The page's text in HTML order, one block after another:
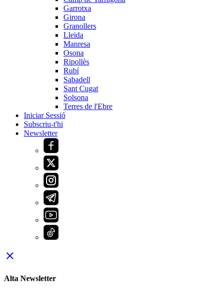
Garrotxa
Girona
Granollers
Lleida
Manresa
Osona
Ripollès
Rubí
Sabadell
Sant Cugat
Solsona
Terres de l'Ebre
Iniciar Sessió
Subscriu-t'hi
Newsletter
close
Alta Newsletter